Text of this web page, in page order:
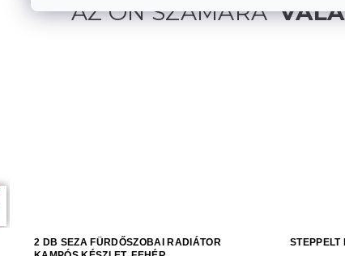
2 DB SEZA FÜRDŐSZOBAI RADIÁTOR
STEPPELT